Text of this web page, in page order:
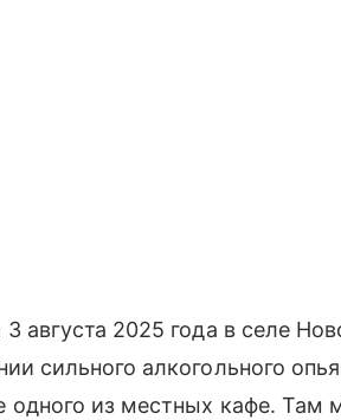
августа 2025 года в селе
сильного алкогольного
одного из местных кафе.